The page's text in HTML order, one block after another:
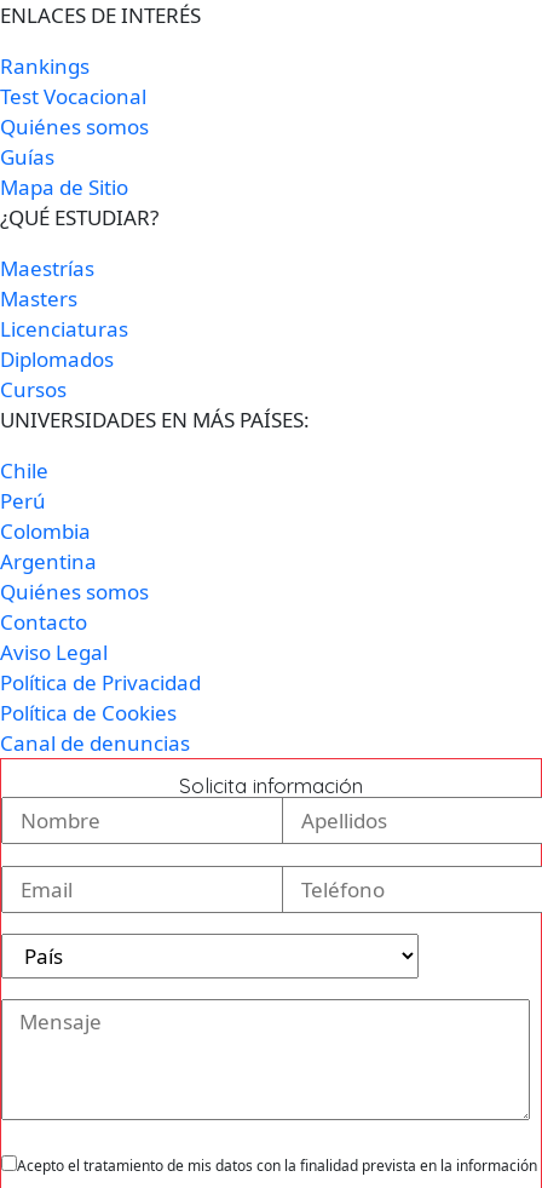
ENLACES DE INTERÉS
Rankings
Test Vocacional
Quiénes somos
Guías
Mapa de Sitio
¿QUÉ ESTUDIAR?
Maestrías
Masters
Licenciaturas
Diplomados
Cursos
UNIVERSIDADES EN MÁS PAÍSES:
Chile
Perú
Colombia
Argentina
Quiénes somos
Contacto
Aviso Legal
Política de Privacidad
Política de Cookies
Canal de denuncias
Solicita información
Acepto el tratamiento de mis datos con la finalidad prevista en la información